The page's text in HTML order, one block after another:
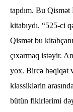
tapdım. Bu
kitabıydı. “525-ci
Qismət bu
çıxarmaq istəyir.
yox. Bircə həqiqət
klassiklərin
bütün fikirlərimi